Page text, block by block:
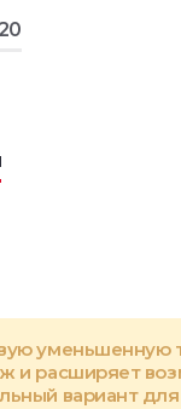
уменьшенную
и расширяет
вариант для